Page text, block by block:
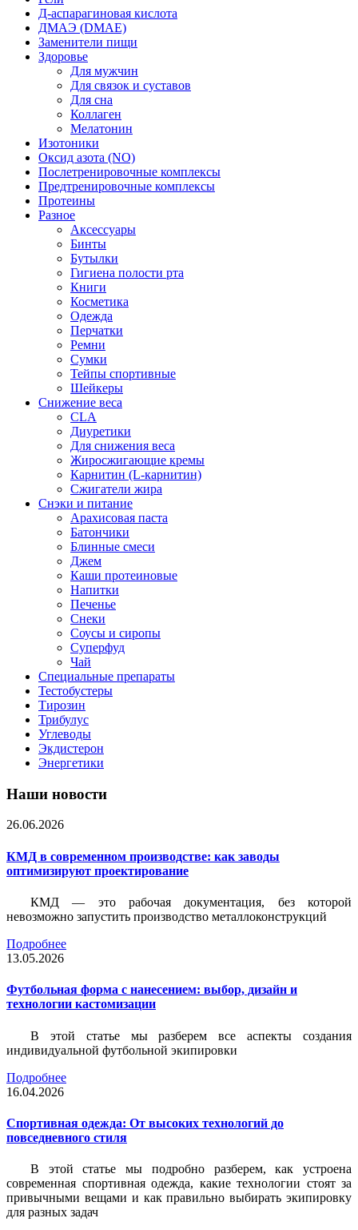
Д-аспарагиновая кислота
ДМАЭ (DMAE)
Заменители пищи
Здоровье
Для мужчин
Для связок и суставов
Для сна
Коллаген
Мелатонин
Изотоники
Оксид азота (NO)
Послетренировочные комплексы
Предтренировочные комплексы
Протеины
Разное
Аксессуары
Бинты
Бутылки
Гигиена полости рта
Книги
Косметика
Одежда
Перчатки
Ремни
Сумки
Тейпы спортивные
Шейкеры
Снижение веса
CLA
Диуретики
Для снижения веса
Жиросжигающие кремы
Карнитин (L-карнитин)
Сжигатели жира
Снэки и питание
Арахисовая паста
Батончики
Блинные смеси
Джем
Каши протеиновые
Напитки
Печенье
Снеки
Соусы и сиропы
Суперфуд
Чай
Специальные препараты
Тестобустеры
Тирозин
Трибулус
Углеводы
Экдистерон
Энергетики
Наши новости
26.06.2026
КМД в современном производстве: как заводы
оптимизируют проектирование
КМД — это рабочая документация, без которой
невозможно запустить производство металлоконструкций
Подробнее
13.05.2026
Футбольная форма с нанесением: выбор, дизайн и
технологии кастомизации
В этой статье мы разберем все аспекты создания
индивидуальной футбольной экипировки
Подробнее
16.04.2026
Спортивная одежда: От высоких технологий до
повседневного стиля
В этой статье мы подробно разберем, как устроена
современная спортивная одежда, какие технологии стоят за
привычными вещами и как правильно выбирать экипировку
для разных задач